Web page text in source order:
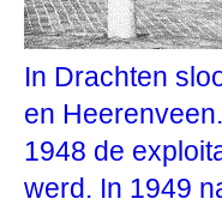
In Drachten
en
1948 de
werd. In 1949